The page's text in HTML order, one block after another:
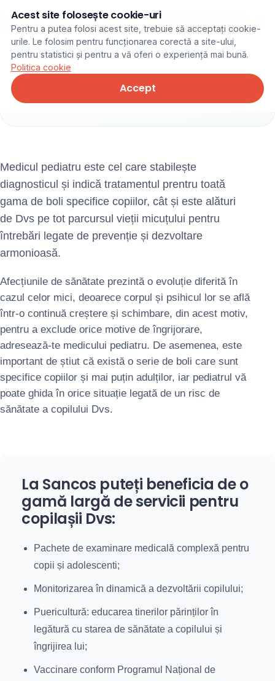
Programare online
Medicul pediatru este cel care stabilește
diagnosticul și indică tratamentul prentru toată
gama de boli specifice copiilor, cât și este alături
de Dvs pe tot parcursul vieții micuțului pentru
întrebări legate de prevenție și dezvoltare
armonioasă.
Afecțiunile de sănătate prezintă o evoluție diferită în
cazul celor mici, deoarece corpul și psihicul lor se află
într-o continuă creștere și schimbare, din acest motiv,
pentru a exclude orice motive de îngrijorare,
adresează-te medicului pediatru. De asemenea, este
important de știut că există o serie de boli care sunt
specifice copiilor și mai puțin adulților, iar pediatrul vă
poate ghida în orice situație legată de un risc de
sănătate a copilului Dvs.
La Sancos puteți beneficia de o
gamă largă de servicii pentru
copilașii Dvs:
Pachete de examinare medicală complexă pentru
copii și adolescenti;
Monitorizarea în dinamică a dezvoltării copilului;
Puericultură: educarea tinerilor părinților în
legătură cu starea de sănătate a copilului și
îngrijirea lui;
Vaccinare conform Programul Național de
Acest site folosește cookie-uri
Pentru a putea folosi acest site, trebuie să acceptați cookie-
urile. Le folosim pentru funcționarea corectă a site-ului,
pentru statistici și pentru a vă oferi o experiență mai bună.
Politica cookie
Accept